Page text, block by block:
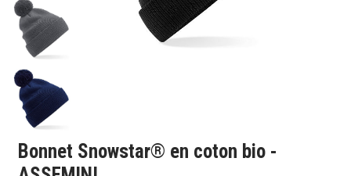
Bonnet Snowstar® en coton bio -